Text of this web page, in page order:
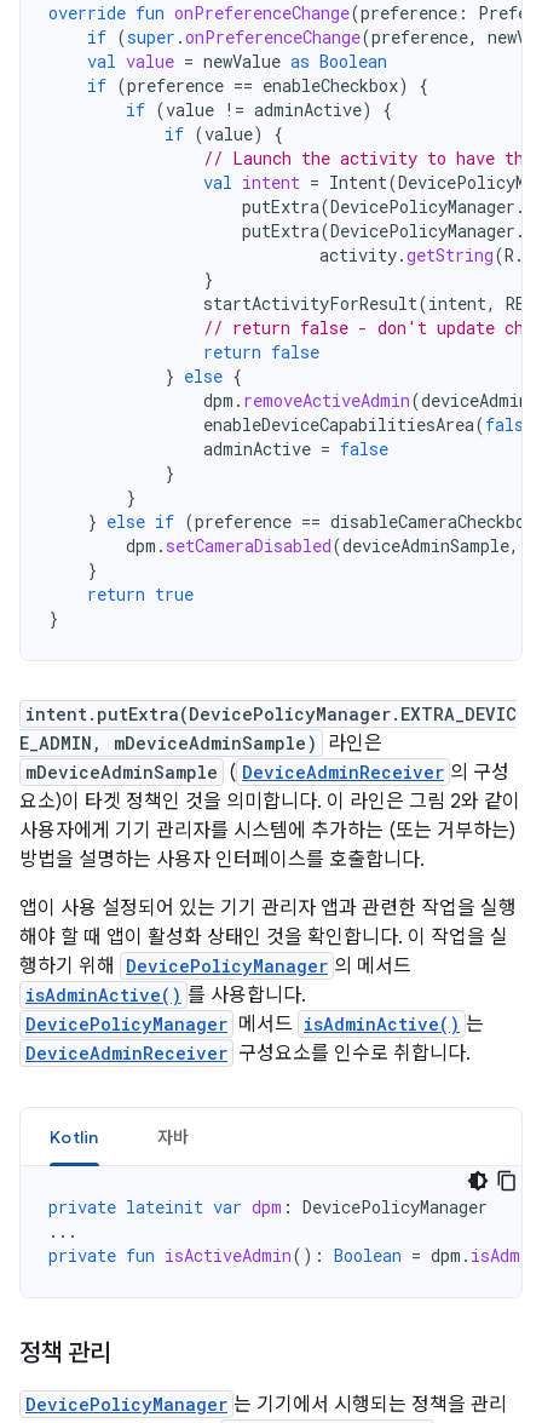
override fun onPreferenceChange(preference :
if (super .onPreferenceChange(preference,
val value = newValue as Boolean
if (preference == enableCheckbox)
{
if (value != adminActive)
{
if (value)
{
// Launch the activity to have the
val intent = Intent(
putExtra(DevicePolicyManager .
putExtra(DevicePolicyManager .
activity.getString(R .
}
startActivityForResult(intent,
// return false - don't update
return false
} else {
dpm . removeActiveAdmin(
enableDeviceCapabilitiesArea(false
adminActive = false
}
}
} else if (preference == disableCameraCheckbox
dpm . setCameraDisabled(deviceAdminSample,
}
return true
}
intent.putExtra(DevicePolicyManager.EXTRA_DEVIC
E_ADMIN, mDeviceAdminSample)
라인은
mDeviceAdminSample ( DeviceAdminReceiver 의 구성
요소)이 타겟 정책인 것을 의미합니다. 이 라인은 그림 2와 같이
사용자에게 기기 관리자를 시스템에 추가하는 (또는 거부하는)
방법을 설명하는 사용자 인터페이스를 호출합니다.
앱이 사용 설정되어 있는 기기 관리자 앱과 관련한 작업을 실행
해야 할 때 앱이 활성화 상태인 것을 확인합니다. 이 작업을 실
행하기 위해
DevicePolicyManager 의 메서드
isAdminActive() 를 사용합니다.
DevicePolicyManager 메서드 isAdminActive() 는
DeviceAdminReceiver 구성요소를 인수로 취합니다.
Kotlin 자바
private lateinit var dpm : DevicePolicyManager
...
private fun isActiveAdmin(): Boolean = dpm .
정책 관리
DevicePolicyManager 는 기기에서 시행되는 정책을 관리